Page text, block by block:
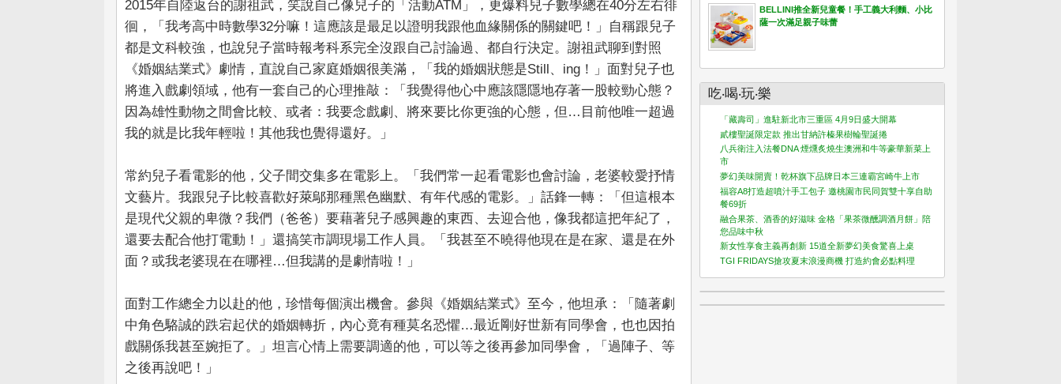
2015年自陸返台的謝祖武，笑說自己像兒子的「活動ATM」，更爆料兒子數學總在40分左右徘
徊，「我考高中時數學32分嘛！這應該是最足以證明我跟他血緣關係的關鍵吧！」自稱跟兒子
都是文科較強，也說兒子當時報考科系完全沒跟自己討論過、都自行決定。謝祖武聊到對照
《婚姻結業式》劇情，直說自己家庭婚姻很美滿，「我的婚姻狀態是Still、ing！」面對兒子也
將進入戲劇領域，他有一套自己的心理推敲：「我覺得他心中應該隱隱地存著一股較勁心態？
因為雄性動物之間會比較、或者：我要念戲劇、將來要比你更強的心態，但…目前他唯一超過
我的就是比我年輕啦！其他我也覺得還好。」
常約兒子看電影的他，父子間交集多在電影上。「我們常一起看電影也會討論，老婆較愛抒情
文藝片。我跟兒子比較喜歡好萊鄔那種黑色幽默、有年代感的電影。」話鋒一轉：「但這根本
是現代父親的卑微？我們（爸爸）要藉著兒子感興趣的東西、去迎合他，像我都這把年紀了，
還要去配合他打電動！」還搞笑市調現場工作人員。「我甚至不曉得他現在是在家、還是在外
面？或我老婆現在在哪裡…但我講的是劇情啦！」
面對工作總全力以赴的他，珍惜每個演出機會。參與《婚姻結業式》至今，他坦承：「隨著劇
中角色駱誠的跌宕起伏的婚姻轉折，內心竟有種莫名恐懼…最近剛好世新有同學會，也也因拍
戲關係我甚至婉拒了。」坦言心情上需要調適的他，可以等之後再參加同學會，「過陣子、等
之後再說吧！」
BELLINI推全新兒童餐！手工義大利麵、小比
薩一次滿足親子味蕾
吃‧喝‧玩‧樂
「藏壽司」進駐新北市三重區 4月9日盛大開幕
貳樓聖誕限定款 推出甘納許榛果樹輪聖誕捲
八兵衛注入法餐DNA 煙燻炙燒生澳洲和牛等豪華新菜上
市
夢幻美味開賣！乾杯旗下品牌日本三連霸宮崎牛上市
福容A8打造超噴汁手工包子 邀桃園市民同賀雙十享自助
餐69折
融合果茶、酒香的好滋味 金格「果茶微醺調酒月餅」陪
您品味中秋
新女性享食主義再創新 15道全新夢幻美食驚喜上桌
TGI FRIDAYS搶攻夏末浪漫商機 打造約會必點料理